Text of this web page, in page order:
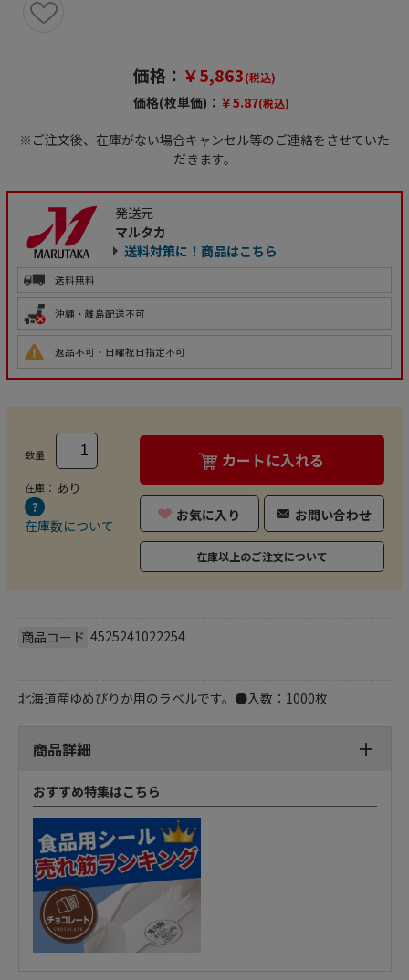
価格： ￥5,863(税込)
価格(枚単価)： ￥5.87(税込)
※ご注文後、在庫がない場合キャンセル等のご連絡をさせていた
だきます。
発送元
マルタカ
送料対策に！商品はこちら
送料無料
沖縄・離島配送不可
返品不可・日曜祝日指定不可
数量
在庫： あり
在庫数について
カートに入れる
お気に入り お問い合わせ
在庫以上のご注文について
商品コード 4525241022254
北海道産ゆめぴりか用のラベルです。●入数：1000枚
商品詳細
おすすめ特集はこちら